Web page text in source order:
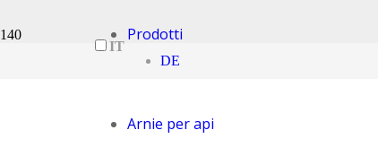
IT
DE
Prodotti
Arnie per api
Flora&Bosco Ticino